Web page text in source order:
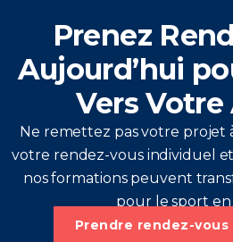
Prenez
Aujourd’hui
Vers
Ne remettez pas votre projet
votre rendez-vous individuel
nos formations peuvent
pour le sport en
Prendre rendez-